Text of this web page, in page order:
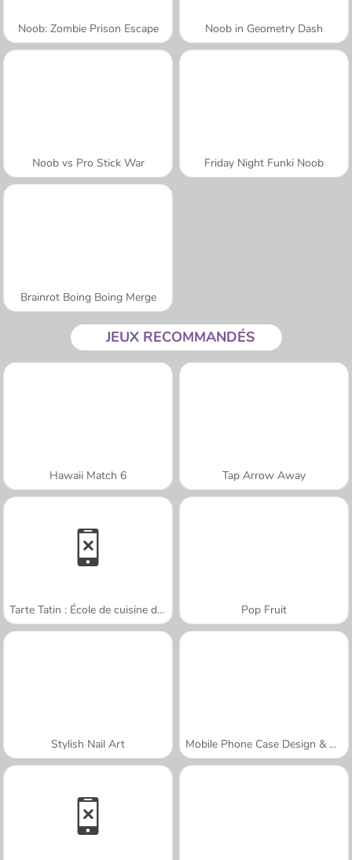
Noob: Zombie Prison Escape Noob in Geometry Dash
Noob vs Pro Stick War Friday Night Funki Noob
Brainrot Boing Boing Merge
JEUX RECOMMANDÉS
Hawaii Match 6 Tap Arrow Away
Tarte Tatin : École de cuisine de Sara Pop Fruit
Stylish Nail Art Mobile Phone Case Design & DIY